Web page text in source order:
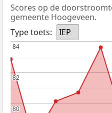
Scores op de
gemeente Hoogeveen.
Type toets:
IEP
80
80
82
82
84
84